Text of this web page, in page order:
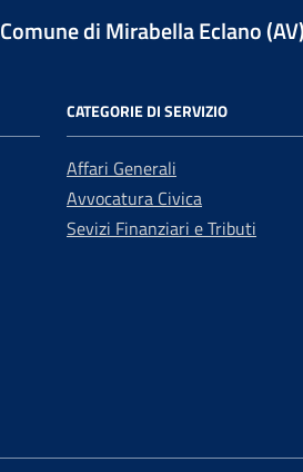
Comune di Mirabella Eclano (AV)
CATEGORIE DI SERVIZIO
Affari Generali
Avvocatura Civica
Sevizi Finanziari e Tributi